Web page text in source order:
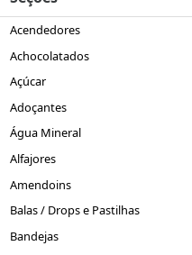
Acendedores
Achocolatados
Açúcar
Adoçantes
Água Mineral
Alfajores
Amendoins
Balas / Drops e Pastilhas
Bandejas